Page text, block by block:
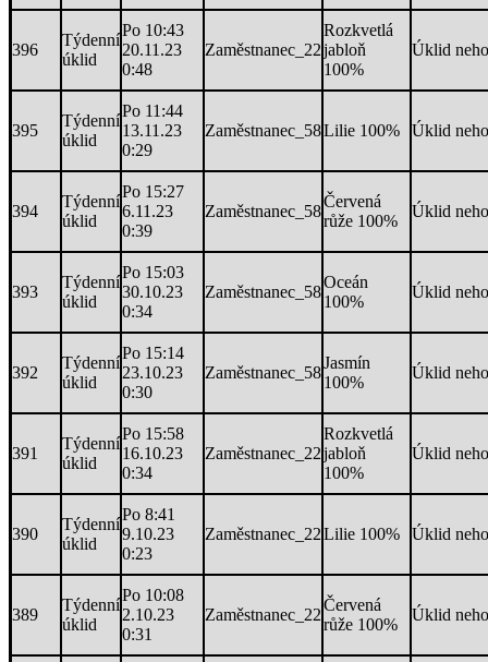
396
Týdenní
úklid
Po 10:43
20.11.23
0:48
Zaměstnanec_22
Rozkvetlá
jabloň
100%
Úklid
395
Týdenní
úklid
Po 11:44
13.11.23
0:29
Zaměstnanec_58Lilie 100% Úklid
394
Týdenní
úklid
Po 15:27
6.11.23
0:39
Zaměstnanec_58
Červená
růže 100%
Úklid
393
Týdenní
úklid
Po 15:03
30.10.23
0:34
Zaměstnanec_58
Oceán
100%
Úklid
392
Týdenní
úklid
Po 15:14
23.10.23
0:30
Zaměstnanec_58
Jasmín
100%
Úklid
391
Týdenní
úklid
Po 15:58
16.10.23
0:34
Zaměstnanec_22
Rozkvetlá
jabloň
100%
Úklid
390
Týdenní
úklid
Po 8:41
9.10.23
0:23
Zaměstnanec_22Lilie 100% Úklid
389
Týdenní
úklid
Po 10:08
2.10.23
0:31
Zaměstnanec_22
Červená
růže 100%
Úklid